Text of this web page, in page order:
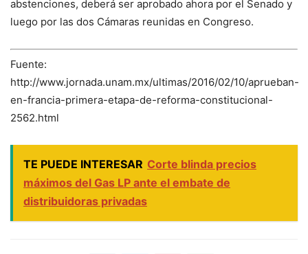
abstenciones, deberá ser aprobado ahora por el Senado y
luego por las dos Cámaras reunidas en Congreso.
Fuente:
http://www.jornada.unam.mx/ultimas/2016/02/10/aprueban-
en-francia-primera-etapa-de-reforma-constitucional-
2562.html
TE PUEDE INTERESAR Corte blinda precios
máximos del Gas LP ante el embate de
distribuidoras privadas